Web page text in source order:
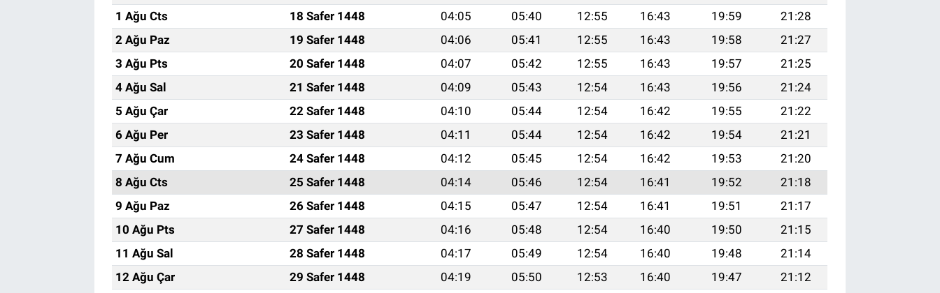
1 Ağu Cts
18 Safer 1448 04:05 05:40 12:55 16:43 19:59
21:28
2 Ağu Paz
19 Safer 1448 04:06 05:41 12:55 16:43 19:58
21:27
3 Ağu Pts
20 Safer 1448 04:07 05:42 12:55 16:43 19:57
21:25
4 Ağu Sal
21 Safer 1448 04:09 05:43 12:54 16:43 19:56
21:24
5 Ağu Çar
22 Safer 1448 04:10 05:44 12:54 16:42 19:55
21:22
6 Ağu Per
23 Safer 1448 04:11 05:44 12:54 16:42 19:54
21:21
7 Ağu Cum
24 Safer 1448 04:12 05:45 12:54 16:42 19:53
21:20
8 Ağu Cts
25 Safer 1448 04:14 05:46 12:54 16:41 19:52
21:18
9 Ağu Paz
26 Safer 1448 04:15 05:47 12:54 16:41 19:51
21:17
10 Ağu Pts
27 Safer 1448 04:16 05:48 12:54 16:40 19:50
21:15
11 Ağu Sal
28 Safer 1448 04:17 05:49 12:54 16:40 19:48
21:14
12 Ağu Çar
29 Safer 1448 04:19 05:50 12:53 16:40 19:47
21:12